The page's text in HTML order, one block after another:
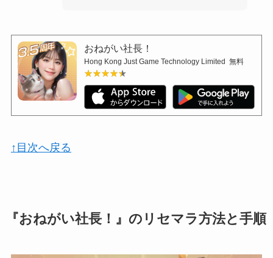
おねがい社長！
Hong Kong Just Game Technology Limited 無料
★★★★★
★★★★★
↑目次へ戻る
『おねがい社長！』のリセマラ方法と手順